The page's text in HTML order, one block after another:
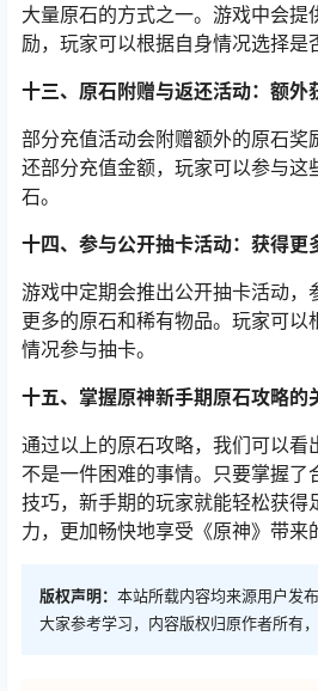
大量原石的方式之一。游戏中会提
励，玩家可以根据自身情况选择是
十三、原石附赠与返还活动：额外
部分充值活动会附赠额外的原石奖
还部分充值金额，玩家可以参与这
石。
十四、参与公开抽卡活动：获得更
游戏中定期会推出公开抽卡活动，
更多的原石和稀有物品。玩家可以
情况参与抽卡。
十五、掌握原神新手期原石攻略的
通过以上的原石攻略，我们可以看
不是一件困难的事情。只要掌握了
技巧，新手期的玩家就能轻松获得
力，更加畅快地享受《原神》带来
版权声明： 本站所载内容均来源用户发
大家参考学习，内容版权归原作者所有